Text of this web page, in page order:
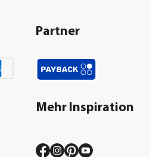
Partner
Mehr Inspiration